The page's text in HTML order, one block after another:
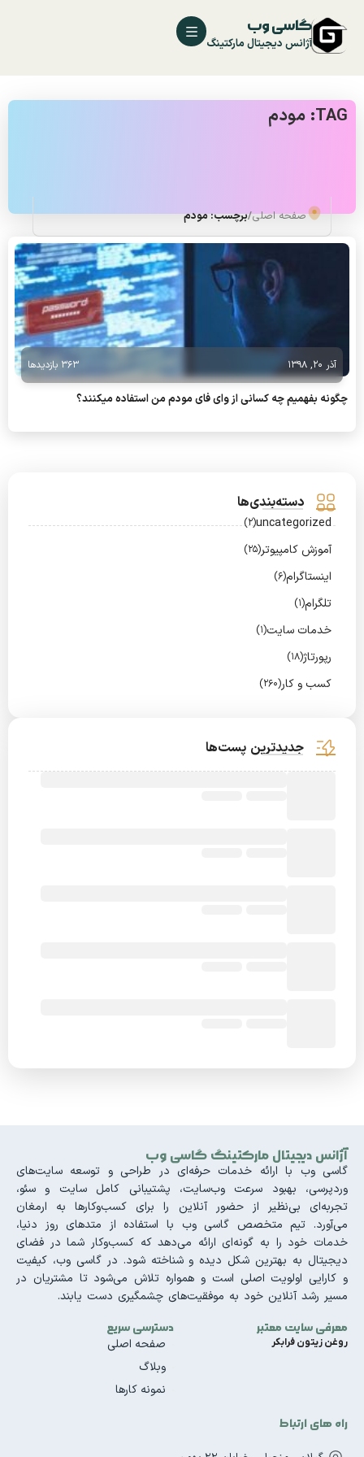
گاسی وب
آژانس دیجیتال مارکتینگ
TAG: مودم
صفحه اصلی/برچسب: مودم
آذر 20, 1398 363 بازدیدها
چگونه بفهمیم چه کسانی از وای فای مودم من استفاده میکنند؟
دسته‌بندی‌ها
uncategorized
(2)
آموزش کامپیوتر(25)
اینستاگرام(6)
تلگرام(1)
خدمات سایت(1)
رپورتاژ(18)
کسب و کار(260)
جدیدترین پست‌ها
آژانس دیجیتال مارکتینگ گاسی وب
گاسی وب با ارائه خدمات حرفه‌ای در طراحی و توسعه سایت‌های
وردپرسی، بهبود سرعت وب‌سایت، پشتیبانی کامل سایت و سئو،
تجربه‌ای بی‌نظیر از حضور آنلاین را برای کسب‌وکارها به ارمغان
می‌آورد. تیم متخصص گاسی وب با استفاده از متدهای روز دنیا،
خدمات خود را به گونه‌ای ارائه می‌دهد که کسب‌وکار شما در فضای
دیجیتال به بهترین شکل دیده و شناخته شود. در گاسی وب، کیفیت
و کارایی اولویت اصلی است و همواره تلاش می‌شود تا مشتریان در
مسیر رشد آنلاین خود به موفقیت‌های چشمگیری دست یابند.
معرفی سایت معتبر
روغن زیتون فرابکر
دسترسی سریع
صفحه اصلی
وبلاگ
نمونه کارها
راه های ارتباط